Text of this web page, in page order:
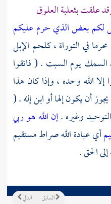
علقتبثعلبةالعلوق
لكم بعض الذي حرم عليكم
في التوراة ، كلحم الإبل
يوم السبت . ( فاتقوا
الله وحده ، وإذا كان هذا
أن يكون إلها أو ابن إله . (
وغيره .إن الله هو ربي
أي عبادة الله صراط مستقيم
الحق .
التالي السابق